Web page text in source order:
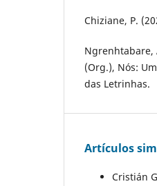
Chiziane, P.
Ngrenhtabare,
(Org.), Nós:
das Letrinhas.
Artículos
Cristián